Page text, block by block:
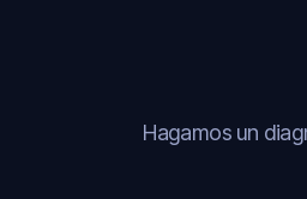
Hagamos un